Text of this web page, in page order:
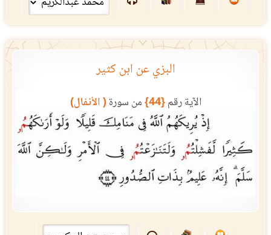
البزي عن ابن كثير
الآية رقم{44} من سورة( الأنفال)